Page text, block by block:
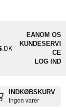
EANOM OS
KUNDESERVI
CE
LOG IND
INDKØBSKURV
Ingen varer